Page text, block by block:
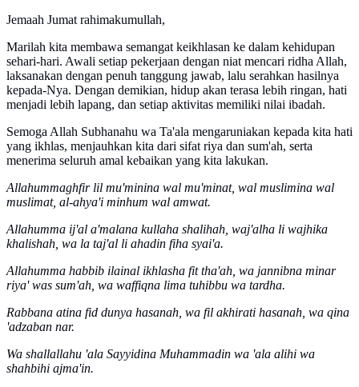
Jemaah Jumat rahimakumullah,
Marilah kita membawa semangat keikhlasan ke dalam kehidupan
sehari-hari. Awali setiap pekerjaan dengan niat mencari ridha Allah,
laksanakan dengan penuh tanggung jawab, lalu serahkan hasilnya
kepada-Nya. Dengan demikian, hidup akan terasa lebih ringan, hati
menjadi lebih lapang, dan setiap aktivitas memiliki nilai ibadah.
Semoga Allah Subhanahu wa Ta'ala mengaruniakan kepada kita hati
yang ikhlas, menjauhkan kita dari sifat riya dan sum'ah, serta
menerima seluruh amal kebaikan yang kita lakukan.
Allahummaghfir lil mu'minina wal mu'minat, wal muslimina wal
muslimat, al-ahya'i minhum wal amwat.
Allahumma ij'al a'malana kullaha shalihah, waj'alha li wajhika
khalishah, wa la taj'al li ahadin fiha syai'a.
Allahumma habbib ilainal ikhlasha fit tha'ah, wa jannibna minar
riya' was sum'ah, wa waffiqna lima tuhibbu wa tardha.
Rabbana atina fid dunya hasanah, wa fil akhirati hasanah, wa qina
'adzaban nar.
Wa shallallahu 'ala Sayyidina Muhammadin wa 'ala alihi wa
shahbihi ajma'in.